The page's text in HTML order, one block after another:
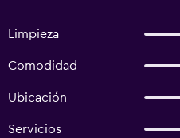
Limpieza
Comodidad
Ubicación
Servicios